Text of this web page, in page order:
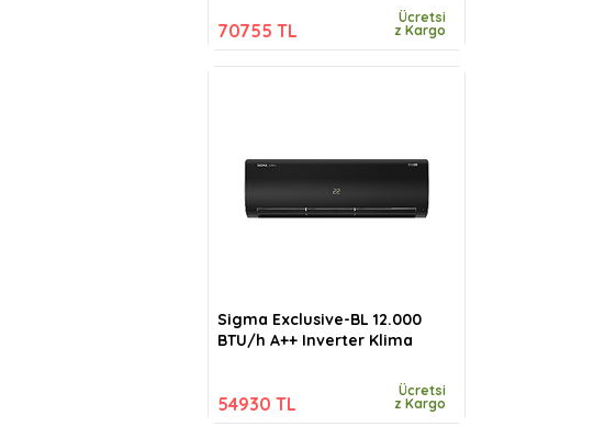
70755 TL
Ücretsi
z Kargo
Sigma Exclusive-BL 12.000
BTU/h A++ Inverter Klima
54930 TL
Ücretsi
z Kargo